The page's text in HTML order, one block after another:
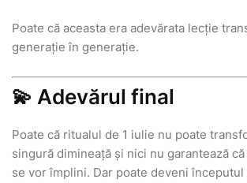
Poate că aceasta era adevărata lecție
generație în generație.
💫 Adevărul final
Poate că ritualul de 1 iulie nu poate
singură dimineață și nici nu garantează
se vor împlini. Dar poate deveni